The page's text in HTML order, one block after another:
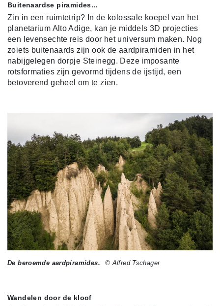
Buitenaardse piramides...
Zin in een ruimtetrip? In de kolossale koepel van het
planetarium Alto Adige, kan je middels 3D projecties
een levensechte reis door het universum maken. Nog
zoiets buitenaards zijn ook de aardpiramiden in het
nabijgelegen dorpje Steinegg. Deze imposante
rotsformaties zijn gevormd tijdens de ijstijd, een
betoverend geheel om te zien.
De beroemde aardpiramides. © Alfred Tschager
Wandelen door de kloof